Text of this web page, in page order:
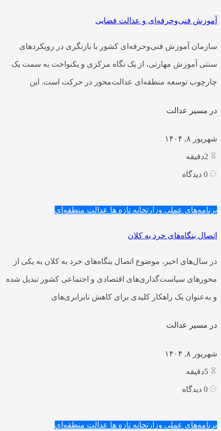
آموزش فنی‌وحرفه‌ای و عدالت فضایی
سازمان آموزش فنی‌وحرفه‌ای کشور با بازنگری در رویکردهای
سنتی آموزش مهارتی، از یک نگاه مرکزی و یکنواخت به سمت یک
چارچوب توسعه منطقه‌ای عدالت‌محور در حرکت است. این
در مسیر عدالت
شهریور ۸, ۱۴۰۴
دقیقه
دیدگاه
برنامه‌های عملی وزارتخانه تازه ها عدالت منطقه‌ای
اتصال بنگاه‌های خرد به کلان
در سال‌های اخیر، موضوع اتصال بنگاه‌های خرد به کلان به یکی از
محورهای سیاست‌گذاری‌های اقتصادی و اجتماعی کشور تبدیل شده
و به‌عنوان یک راهکار کلیدی برای کاهش نابرابری‌های
در مسیر عدالت
شهریور ۸, ۱۴۰۴
دقیقه
دیدگاه
برنامه‌های عملی وزارتخانه تازه ها عدالت منطقه‌ای